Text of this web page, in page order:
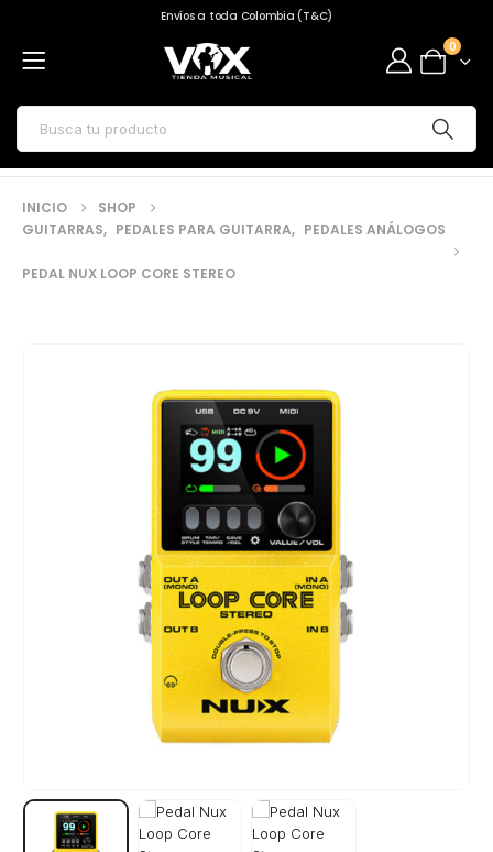
Envíos a toda Colombia (T&C)
0
INICIO
SHOP
GUITARRAS, PEDALES PARA GUITARRA, PEDALES ANÁLOGOS
PEDAL NUX LOOP CORE STEREO